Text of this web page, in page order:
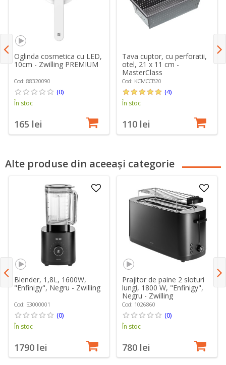
Oglinda cosmetica cu LED,
10cm - Zwilling PREMIUM
Cod: 88320090
(0)
În stoc
165 lei
Tava cuptor, cu perforatii,
otel, 21 x 11 cm -
MasterClass
Cod: KCMCCB20
(4)
În stoc
110 lei
Alte produse din aceeași categorie
Blender, 1,8L, 1600W,
"Enfinigy", Negru - Zwilling
Cod: 53000001
(0)
În stoc
1790 lei
Prajitor de paine 2 sloturi
lungi, 1800 W, "Enfinigy",
Negru - Zwilling
Cod: 1026860
(0)
În stoc
780 lei